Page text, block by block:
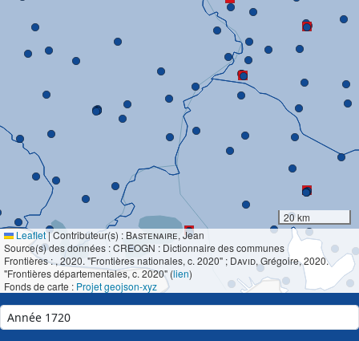
20 km
Leaflet|Contributeur(s) : Bastenaire, Jean
Source(s) des données : CREOGN : Dictionnaire des communes
Frontières :, 2020. "Frontières nationales, c. 2020" ; David, Grégoire, 2020.
"Frontières départementales, c. 2020" (lien)
Fonds de carte : Projet geojson-xyz